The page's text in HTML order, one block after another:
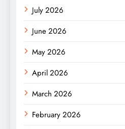
July 2026
June 2026
May 2026
April 2026
March 2026
February 2026